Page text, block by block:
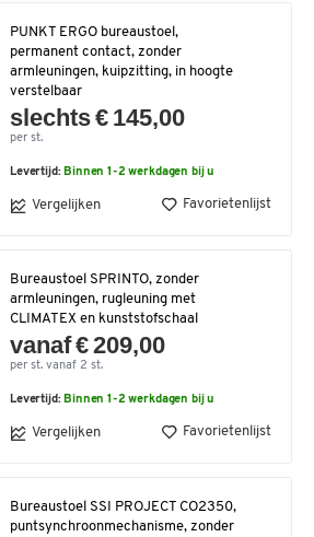
PUNKT ERGO bureaustoel,
permanent contact, zonder
armleuningen, kuipzitting, in hoogte
verstelbaar
slechts € 145,00
per st.
Levertijd: Binnen 1-2 werkdagen bij u
Vergelijken Favorietenlijst
Bureaustoel SPRINTO, zonder
armleuningen, rugleuning met
CLIMATEX en kunststofschaal
vanaf € 209,00
per st. vanaf 2 st.
Levertijd: Binnen 1-2 werkdagen bij u
Vergelijken Favorietenlijst
Bureaustoel SSI PROJECT CO2350,
puntsynchroonmechanisme, zonder